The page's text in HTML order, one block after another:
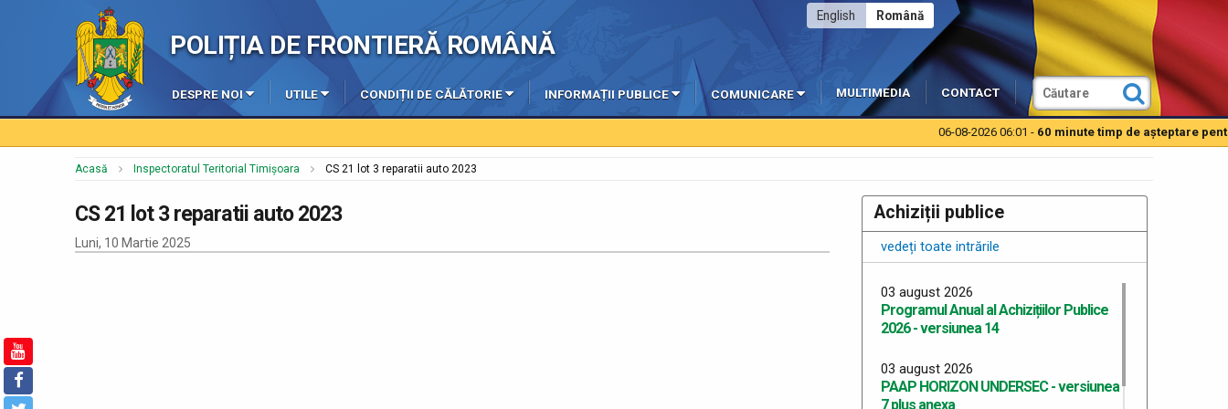
POLIȚIA DE FRONTIERĂ ROMÂNĂ
Română
English
DESPRE NOI UTILE CONDIȚII DE CĂLĂTORIE INFORMAȚII PUBLICE COMUNICARE MULTIMEDIA CONTACT
06-08-2026 06:01 -60 minute timp de aşteptare pentru
Acasă Inspectoratul Teritorial Timișoara CS 21 lot 3 reparatii auto 2023
CS 21 lot 3 reparatii auto 2023
Luni, 10 Martie 2025
Achiziții publice
vedeți toate intrările
03 august 2026
Programul Anual al Achizițiilor Publice
2026 - versiunea 14
03 august 2026
PAAP HORIZON UNDERSEC - versiunea
7 plus anexa